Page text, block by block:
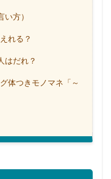
方）
れる？
はだれ？
体つきモノマネ「～